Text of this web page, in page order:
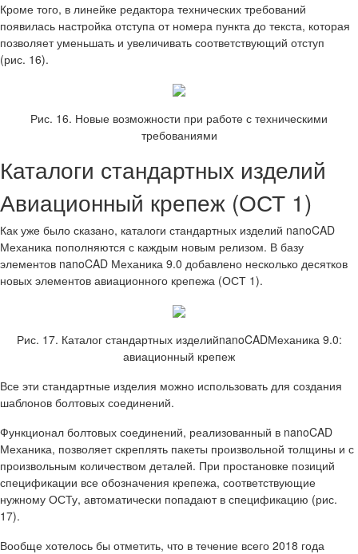
Кроме того, в линейке редактора технических требований
появилась настройка отступа от номера пункта до текста, которая
позволяет уменьшать и увеличивать соответствующий отступ
(рис. 16).
Рис. 16. Новые возможности при работе с техническими
требованиями
Каталоги стандартных изделий
Авиационный крепеж (ОСТ 1)
Как уже было сказано, каталоги стандартных изделий nanoCAD
Механика пополняются с каждым новым релизом. В базу
элементов nanoCAD Механика 9.0 добавлено несколько десятков
новых элементов авиационного крепежа (ОСТ 1).
Рис. 17. Каталог стандартных изделийnanoCADМеханика 9.0:
авиационный крепеж
Все эти стандартные изделия можно использовать для создания
шаблонов болтовых соединений.
Функционал болтовых соединений, реализованный в nanoCAD
Механика, позволяет скреплять пакеты произвольной толщины и с
произвольным количеством деталей. При простановке позиций
спецификации все обозначения крепежа, соответствующие
нужному ОСТу, автоматически попадают в спецификацию (рис.
17).
Вообще хотелось бы отметить, что в течение всего 2018 года